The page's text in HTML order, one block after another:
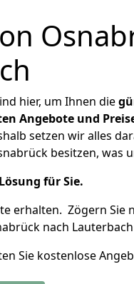
hier, um Ihnen die
Angebote und
setzen wir alles
besitzen, was
für Sie.
erhalten. Zögern Sie
nach
Sie kostenlose